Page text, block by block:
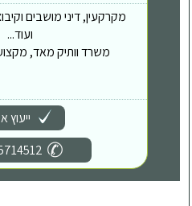
מקרקעין, דיני מושבים
ועוד...
משרד וותיק מאד,
ייעוץ